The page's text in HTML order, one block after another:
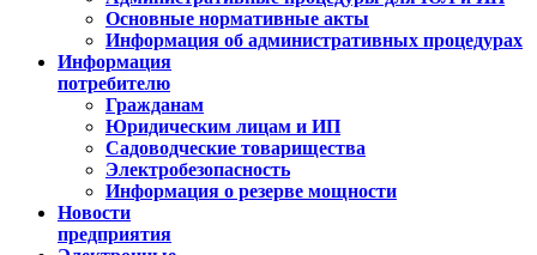
Основные нормативные акты
Информация об административных процедурах
Информация
потребителю
Гражданам
Юридическим лицам и ИП
Садоводческие товарищества
Электробезопасность
Информация о резерве мощности
Новости
предприятия